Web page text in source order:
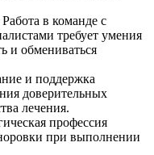
Работа в команде с
требует умения
и обмениваться
и поддержка
доверительных
лечения.
профессия
при выполнении